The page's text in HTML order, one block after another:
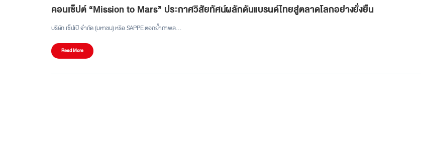
คอนเซ็ปต์ “Mission to Mars” ประกาศวิสัยทัศน์ผลักดันแบรนด์ไทยสู่ตลาดโลกอย่างยั่งยืน
บริษัท เซ็ปเป้ จำกัด (มหาชน) หรือ SAPPE ตอกย้ำภาพล…
Read More